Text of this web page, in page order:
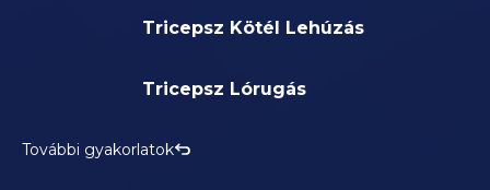
Tricepsz Kötél Lehúzás
Tricepsz Lórugás
További gyakorlatok